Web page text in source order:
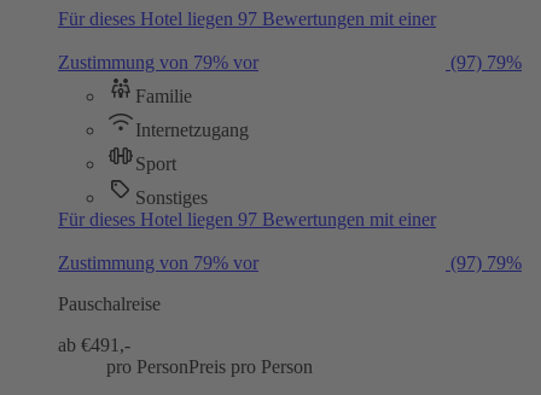
Für dieses Hotel liegen 97 Bewertungen mit einer
Zustimmung von 79% vor (97) 79%
Familie
Internetzugang
Sport
Sonstiges
Für dieses Hotel liegen 97 Bewertungen mit einer
Zustimmung von 79% vor (97) 79%
Pauschalreise
ab €491,-
pro PersonPreis pro Person